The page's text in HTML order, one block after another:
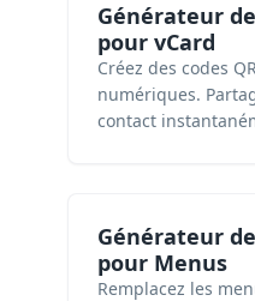
Générateur
pour vCard
Créez des codes
numériques.
contact
Générateur
pour Menus
Remplacez les